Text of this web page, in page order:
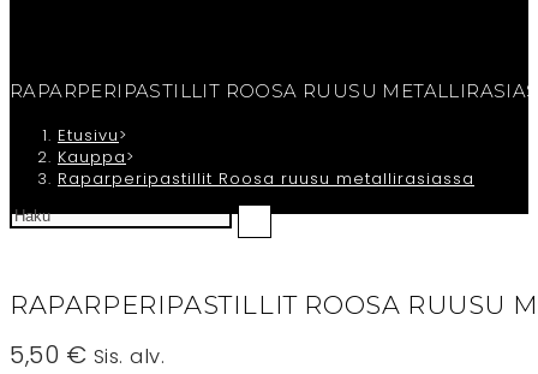
CAFE SAMMI
OSTOSKORI
RAPARPERIPASTILLIT ROOSA RUUSU
Etusivu>
Kauppa>
Raparperipastillit Roosa ruusu metallirasiassa
RAPARPERIPASTILLIT ROOSA RUUSU
5,50 € Sis. alv.